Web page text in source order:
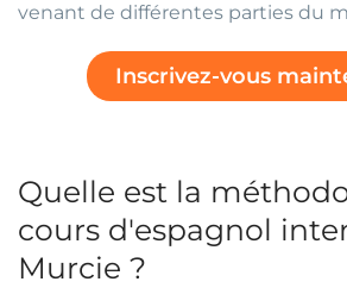
venant de différentes parties du
Inscrivez-vous
Quelle est la
cours d'espagnol
Murcie ?